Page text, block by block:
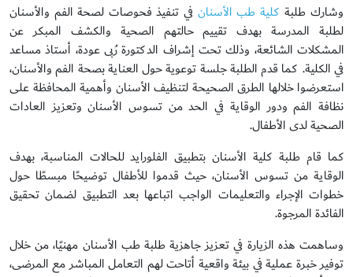
وشارك طلبةكلية طب الأسنان في تنفيذ فحوصات لصحة الفم والأسنان
لطلبة المدرسة بهدف تقييم حالتهم الصحية والكشف المبكر عن
المشكلات الشائعة، وذلك تحت إشراف الدكتورة رُبى عودة، أستاذ مساعد
في الكلية. كما قدم الطلبة جلسة توعوية حول العناية بصحة الفم والأسنان،
استعرضوا خلالها الطرق الصحيحة لتنظيف الأسنان وأهمية المحافظة على
نظافة الفم ودور الوقاية في الحد من تسوس الأسنان وتعزيز العادات
الصحية لدى الأطفال.
كما قام طلبة كلية الأسنان بتطبيق الفلورايد للحالات المناسبة، بهدف
الوقاية من تسوس الأسنان، حيث قدموا للأطفال توضيحًا مبسطًا حول
خطوات الإجراء والتعليمات الواجب اتباعها بعد التطبيق لضمان تحقيق
الفائدة المرجوة.
وساهمت هذه الزيارة في تعزيز جاهزية طلبة طب الأسنان مهنيًا، من خلال
توفير خبرة عملية في بيئة واقعية أتاحت لهم التعامل المباشر مع المرضى،